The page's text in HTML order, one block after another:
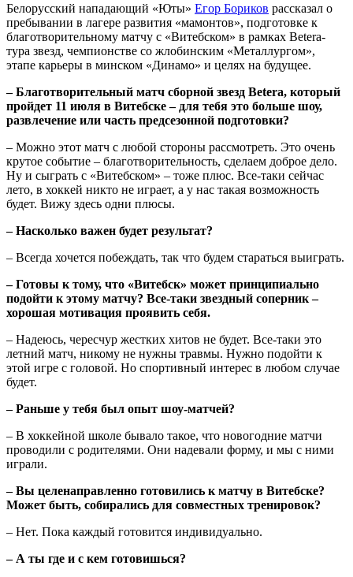
Белорусский нападающий «Юты» Егор Бориков рассказал о
пребывании в лагере развития «мамонтов», подготовке к
благотворительному матчу с «Витебском» в рамках Betera-
тура звезд, чемпионстве со жлобинским «Металлургом»,
этапе карьеры в минском «Динамо» и целях на будущее.
– Благотворительный матч сборной звезд Betera, который
пройдет 11 июля в Витебске – для тебя это больше шоу,
развлечение или часть предсезонной подготовки?
– Можно этот матч с любой стороны рассмотреть. Это очень
крутое событие – благотворительность, сделаем доброе дело.
Ну и сыграть с «Витебском» – тоже плюс. Все-таки сейчас
лето, в хоккей никто не играет, а у нас такая возможность
будет. Вижу здесь одни плюсы.
– Насколько важен будет результат?
– Всегда хочется побеждать, так что будем стараться выиграть.
– Готовы к тому, что «Витебск» может принципиально
подойти к этому матчу? Все-таки звездный соперник –
хорошая мотивация проявить себя.
– Надеюсь, чересчур жестких хитов не будет. Все-таки это
летний матч, никому не нужны травмы. Нужно подойти к
этой игре с головой. Но спортивный интерес в любом случае
будет.
– Раньше у тебя был опыт шоу-матчей?
– В хоккейной школе бывало такое, что новогодние матчи
проводили с родителями. Они надевали форму, и мы с ними
играли.
– Вы целенаправленно готовились к матчу в Витебске?
Может быть, собирались для совместных тренировок?
– Нет. Пока каждый готовится индивидуально.
– А ты где и с кем готовишься?